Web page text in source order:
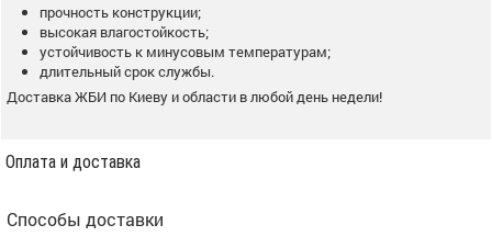
прочность конструкции;
высокая влагостойкость;
устойчивость к минусовым температурам;
длительный срок службы.
Доставка ЖБИ по Киеву и области в любой день недели!
Оплата и доставка
Способы доставки